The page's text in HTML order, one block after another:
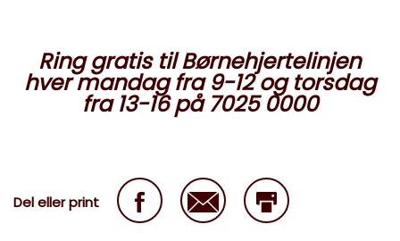
Ring gratis til Børnehjertelinjen
hver mandag fra 9-12 og torsdag
fra 13-16 på7025 0000
Del eller print